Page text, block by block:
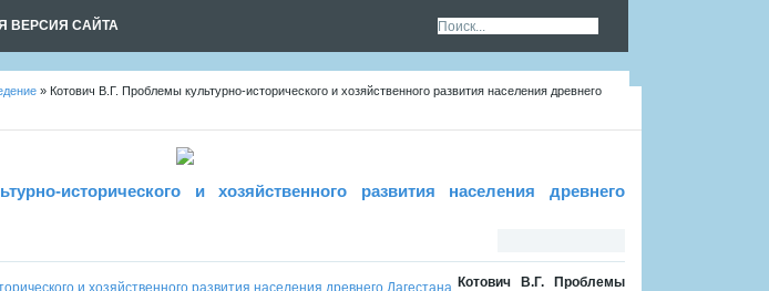
ВЕРСИЯ САЙТА
» Котович В.Г. Проблемы культурно-исторического и хозяйственного развития населения древнего
исторического и хозяйственного развития населения древнего
Котович В.Г. Проблемы